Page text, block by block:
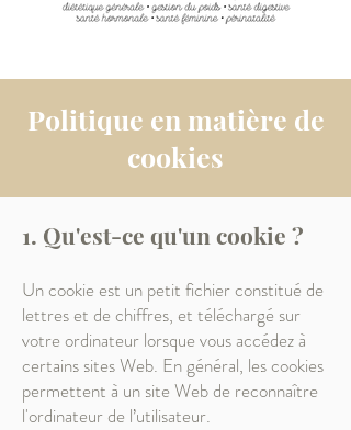
Politique en matière de
cookies
1. Qu'est-ce qu'un cookie ?
Un cookie est un petit fichier constitué de
lettres et de chiffres, et téléchargé sur
votre ordinateur lorsque vous accédez à
certains sites Web. En général, les cookies
permettent à un site Web de reconnaître
l'ordinateur de l’utilisateur.